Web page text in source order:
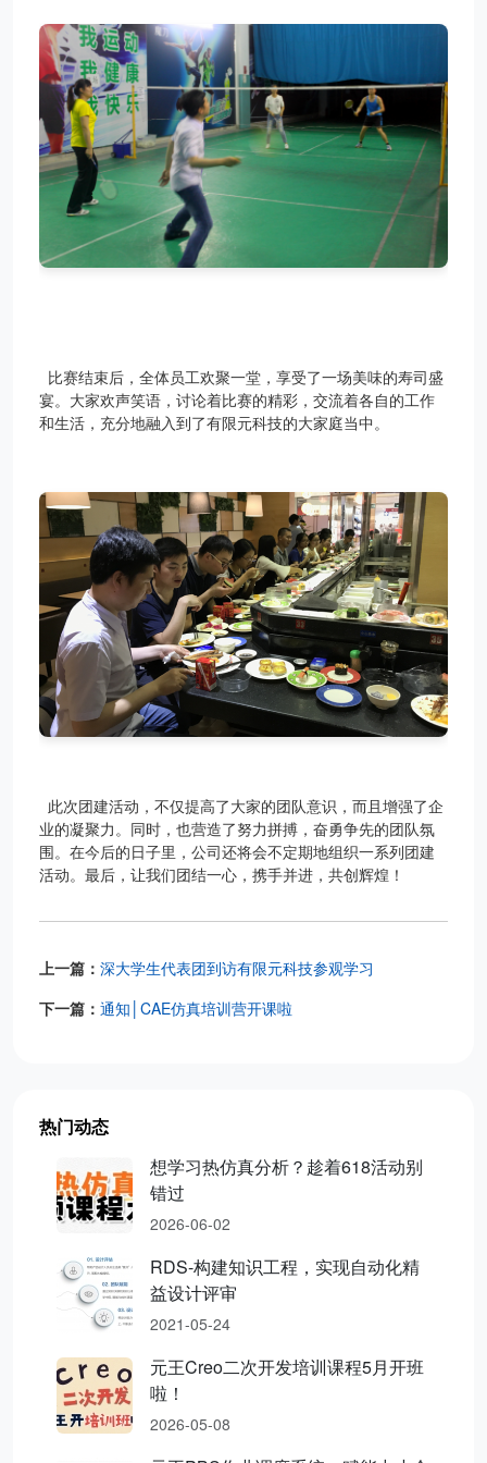
比赛结束后，全体员工欢聚一堂， 享受了一场美味的寿司盛
宴。 大家欢声笑语 ，讨论着比赛的精彩，交流着各自的工作
和生活，充分地融入到了有限元科技的大家庭当中。
此次团建活动 ，不仅提高了大家的团队意识， 而且增强了企
业的凝聚力。同时， 也营造了努力拼搏，奋勇争先的团队氛
围。在今后的日子里，公司还将会不定期地组织一系列团建
活动。最后， 让我们团结一心，携手并进，共创辉煌！
上一篇： 深大学生代表团到访有限元科技参观学习
下一篇： 通知│CAE仿真培训营开课啦
热门动态
想学习热仿真分析？趁着618活动别
错过
2026-06-02
RDS-构建知识工程，实现自动化精
益设计评审
2021-05-24
元王Creo二次开发培训课程5月开班
啦！
2026-05-08